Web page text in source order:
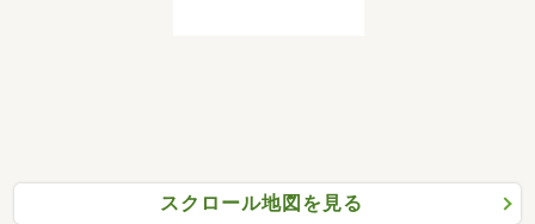
スクロール地図を見る